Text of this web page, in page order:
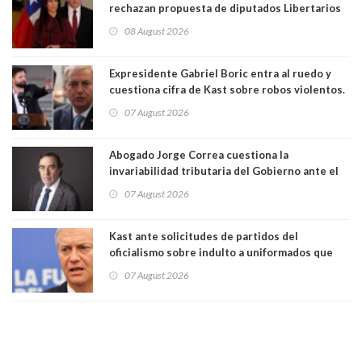
rechazan propuesta de diputados Libertarios
"Constituye un camino equivocado"
08 August 2026
Expresidente Gabriel Boric entra al ruedo y
cuestiona cifra de Kast sobre robos violentos.
07 August 2026
Abogado Jorge Correa cuestiona la
invariabilidad tributaria del Gobierno ante el
democracia” y "defendemos la alternancia en el
07 August 2026
Kast ante solicitudes de partidos del
oficialismo sobre indulto a uniformados que
07 August 2026